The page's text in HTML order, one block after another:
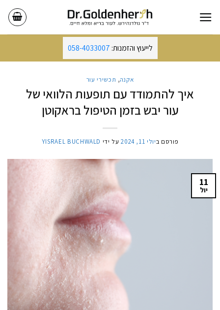
content
לייעוץ והזמנות: 058-4033007
אקנה, תכשירי עור
איך להתמודד עם תופעות הלוואי של
עור יבש בזמן הטיפול בראקוטן
פורסם ביולי 11, 2024 על ידי YISRAEL BUCHWALD
11
יול